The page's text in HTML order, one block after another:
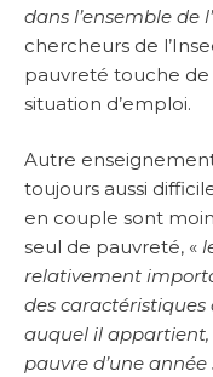
dans l’ensemble de
chercheurs de
pauvreté touche
situation d’emploi.
Autre
toujours aussi
en couple sont
seul de pauvreté, «
relativement
des caractéristiques
auquel il
pauvre d’une